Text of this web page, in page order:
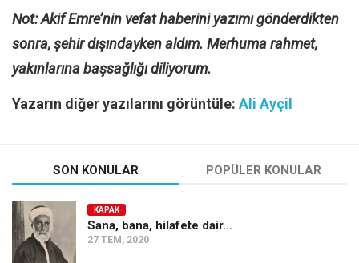
Not: Akif Emre’nin vefat haberini yazımı gönderdikten
sonra, şehir dışındayken aldım. Merhuma rahmet,
yakınlarına başsağlığı diliyorum.
Yazarın diğer yazılarını görüntüle: Ali Ayçil
SON KONULAR POPÜLER KONULAR
KAPAK
Sana, bana, hilafete dair…
27 TEM, 2020